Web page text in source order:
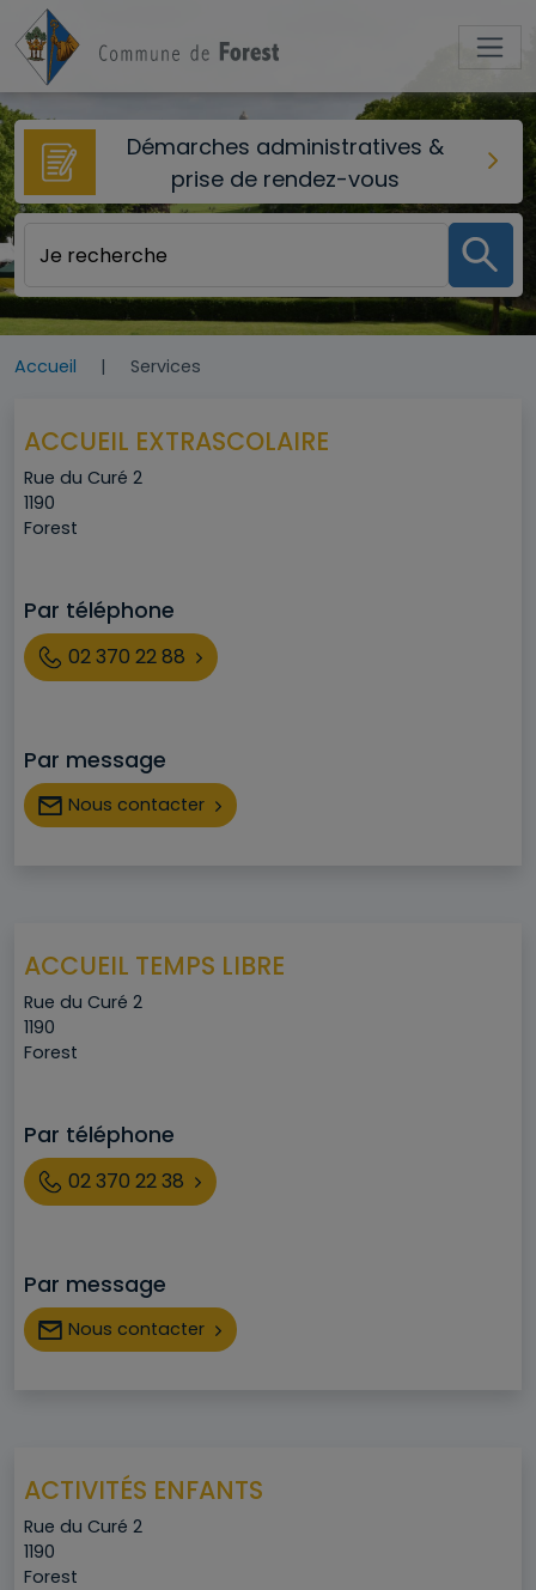
Aller au contenu principal
Démarches administratives &
prise de rendez-vous
Accueil Services
ACCUEIL EXTRASCOLAIRE
Adresse
Rue du Curé 2
Code postal
1190
Ville
Forest
Par téléphone
Téléphone02 370 22 88
Par message
Nous contacter
ACCUEIL TEMPS LIBRE
Adresse
Rue du Curé 2
Code postal
1190
Ville
Forest
Par téléphone
Téléphone02 370 22 38
Par message
Nous contacter
ACTIVITÉS ENFANTS
Adresse
Rue du Curé 2
Code postal
1190
Ville
Forest